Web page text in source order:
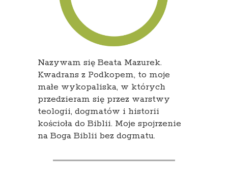
Nazywam się Beata Mazurek.
Kwadrans z Podkopem, to moje
małe wykopaliska, w których
przedzieram się przez warstwy
teologii, dogmatów i historii
kościoła do Biblii. Moje spojrzenie
na Boga Biblii bez dogmatu.